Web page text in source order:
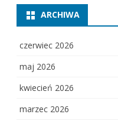
ARCHIWA
czerwiec 2026
maj 2026
kwiecień 2026
marzec 2026